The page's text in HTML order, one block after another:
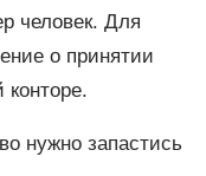
человек. Для
о принятии
нужно запастись